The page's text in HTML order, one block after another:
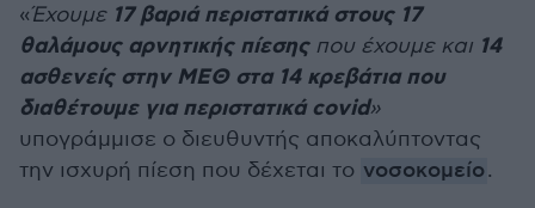
«Έχουμε 17 βαριά περιστατικά στους 17
θαλάμους αρνητικής πίεσηςπου έχουμε και 14
ασθενείς στην ΜΕΘ στα 14 κρεβάτια που
διαθέτουμε για περιστατικά covid»
υπογράμμισε ο διευθυντής αποκαλύπτοντας
την ισχυρή πίεση που δέχεται το νοσοκομείο.